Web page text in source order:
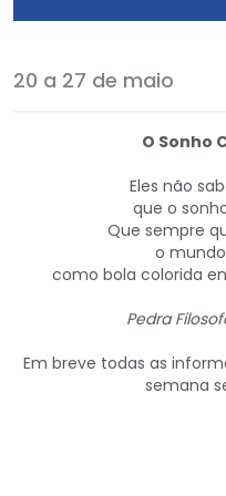
20 a 27 de maio
O Sonho
Eles não
que o
Que sempre
o
como bola colorida
Pedra
Em breve todas as
semana